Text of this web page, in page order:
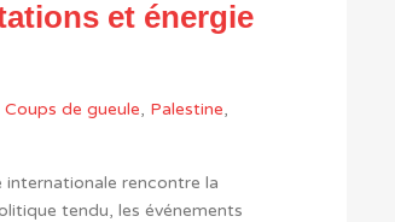
et énergie
Coups de gueule, Palestine,
rencontre la
tendu, les événements